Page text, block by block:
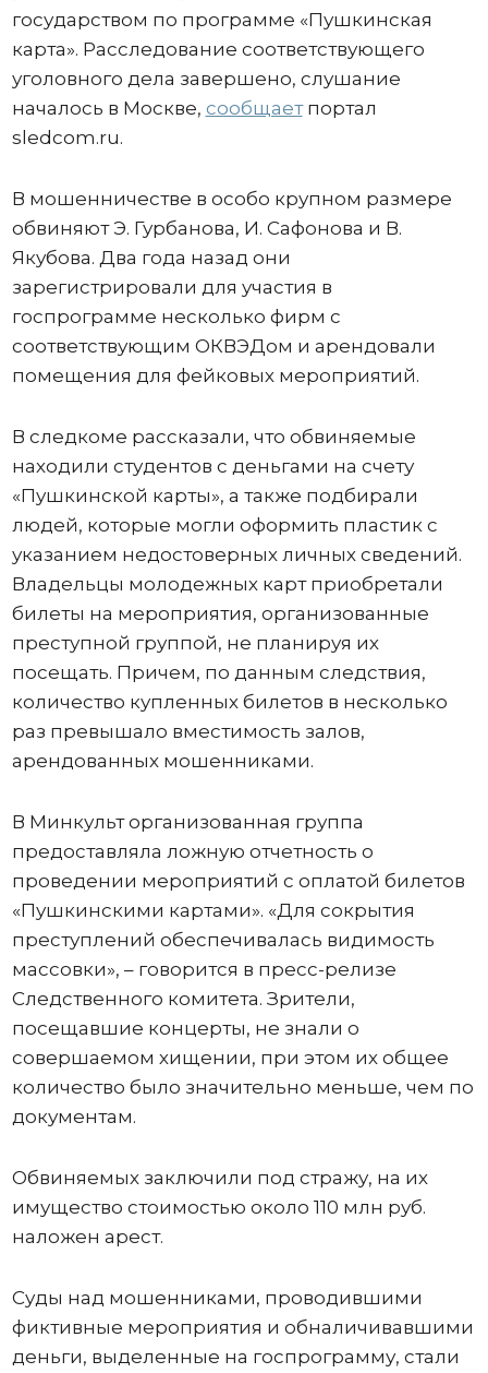
государством по программе «Пушкинская
карта». Расследование соответствующего
уголовного дела завершено, слушание
началось в Москве, сообщаетпортал
sledcom.ru.
В мошенничестве в особо крупном размере
обвиняют Э. Гурбанова, И. Сафонова и В.
Якубова. Два года назад они
зарегистрировали для участия в
госпрограмме несколько фирм с
соответствующим ОКВЭДом и арендовали
помещения для фейковых мероприятий.
В следкоме рассказали, что обвиняемые
находили студентов с деньгами на счету
«Пушкинской карты», а также подбирали
людей, которые могли оформить пластик с
указанием недостоверных личных сведений.
Владельцы молодежных карт приобретали
билеты на мероприятия, организованные
преступной группой, не планируя их
посещать. Причем, по данным следствия,
количество купленных билетов в несколько
раз превышало вместимость залов,
арендованных мошенниками.
В Минкульт организованная группа
предоставляла ложную отчетность о
проведении мероприятий с оплатой билетов
«Пушкинскими картами». «Для сокрытия
преступлений обеспечивалась видимость
массовки», – говорится в пресс-релизе
Следственного комитета. Зрители,
посещавшие концерты, не знали о
совершаемом хищении, при этом их общее
количество было значительно меньше, чем по
документам.
Обвиняемых заключили под стражу, на их
имущество стоимостью около 110 млн руб.
наложен арест.
Суды над мошенниками, проводившими
фиктивные мероприятия и обналичивавшими
деньги, выделенные на госпрограмму, стали